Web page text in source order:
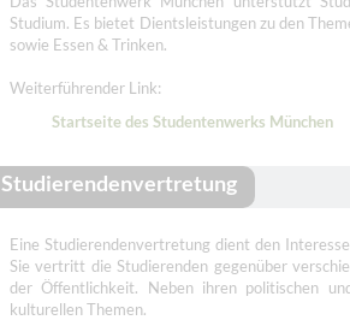
Studium. Es bietet Dientsleistungen zu den
sowie Essen & Trinken.
Weiterführender Link:
Startseite des Studentenwerks München
Studierendenvertretung
Eine Studierendenvertretung dient den
Sie vertritt die Studierenden gegenüber
der Öffentlichkeit. Neben ihren politischen
kulturellen Themen.